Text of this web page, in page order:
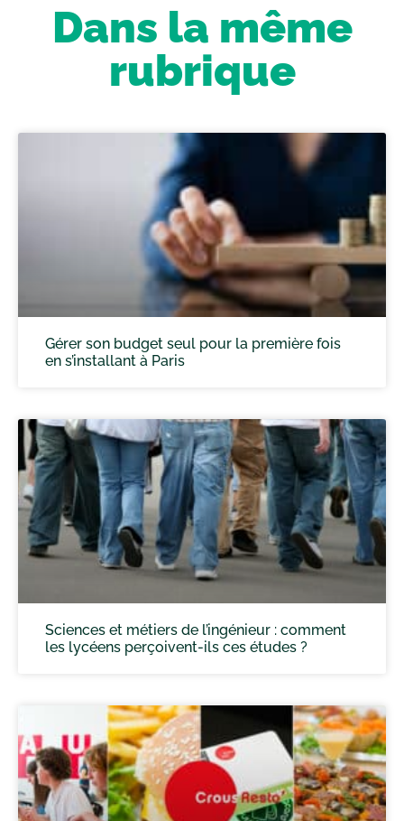
Dans la même
rubrique
Gérer son budget seul pour la première fois
en s’installant à Paris
Sciences et métiers de l’ingénieur : comment
les lycéens perçoivent-ils ces études ?